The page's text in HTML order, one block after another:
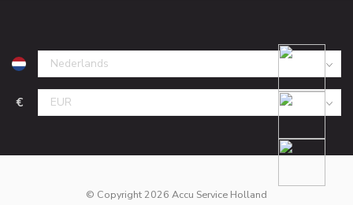
€
© Copyright 2026 Accu Service Holland